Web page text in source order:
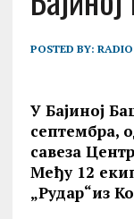
POSTED BY:
У Бајиној
септембра,
савеза
Међу 12
„Рудар“из